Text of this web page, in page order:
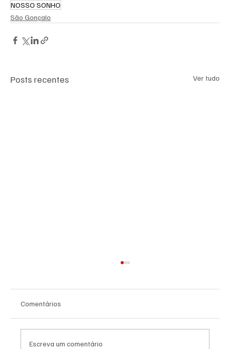
NOSSO SONHO
São Gonçalo
Posts recentes Ver tudo
Comentários
Escreva um comentário